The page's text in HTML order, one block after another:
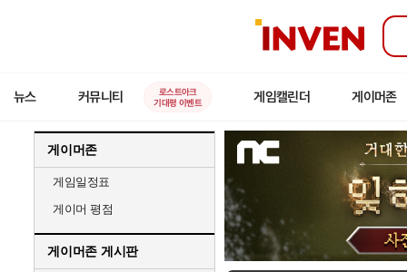
인
뉴스 커뮤니티
로스트아크
기대평 이벤트
게임캘린더 게이머존
게이머존
게임일정표
게이머 평점
게이머존 게시판